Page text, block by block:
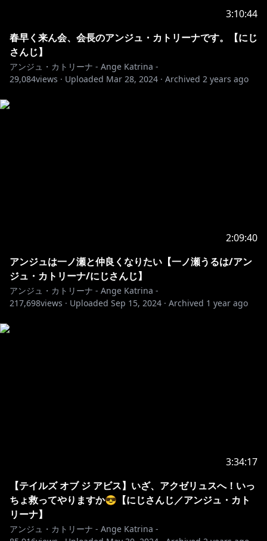
3:10:44
春早く来ん会、会長のアンジュ・カトリーナです。【にじ
さんじ】
アンジュ・カトリーナ - Ange Katrina -
29,084views · Uploaded Mar 28, 2024 · Archived 2 years ago
2:09:40
アンジュは一ノ瀬と仲良くなりたい【一ノ瀬うるは/アン
ジュ・カトリーナ/にじさんじ】
アンジュ・カトリーナ - Ange Katrina -
217,698views · Uploaded Sep 15, 2024 · Archived 1 year ago
3:34:17
【テイルズ オブ ジ アビス】いざ、アクゼリュスへ！いっ
ちょ救ってやりますか😎【にじさんじ／アンジュ・カト
リーナ】
アンジュ・カトリーナ - Ange Katrina -